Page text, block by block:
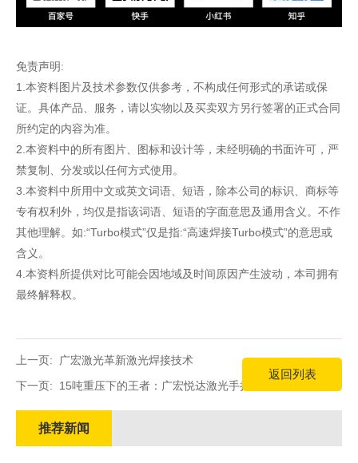
免责声明:
1.本资料图片及技术参数仅供参考，不构成任何形式的承诺或保
证。具体产品、服务，请以实物以及买卖双方另行签署的正式合同
所约定的内容为准。
2.本资料中的所有图片、图标和设计等，未经明确的书面许可，严
禁复制、分发或以任何方式使用。
3.本资料中所用中文或英文词语、短语，除本公司的标识、商标等
专有权利外，均仅是指该词语、短语的字面意思及通用含义。不作
其他理解。如:“Turbo模式”仅是指:“高速焊接Turbo模式”的意思或
含义。
4.本资料所提供对比可能会因地域及时间原因产生波动，本司拥有
最终解释权。
返回列表
上一页:
广宏激光革新激光焊接技术
下一页: 15吨重压下的王者：广宏悦达激光手持焊重新定义焊缝强
度
推荐新闻